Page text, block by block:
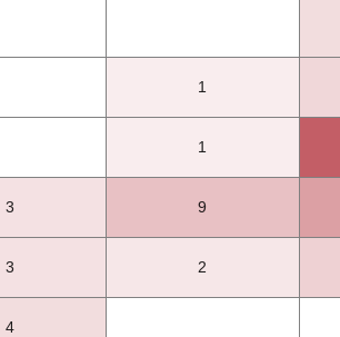
1
1
3 9
3 2
4